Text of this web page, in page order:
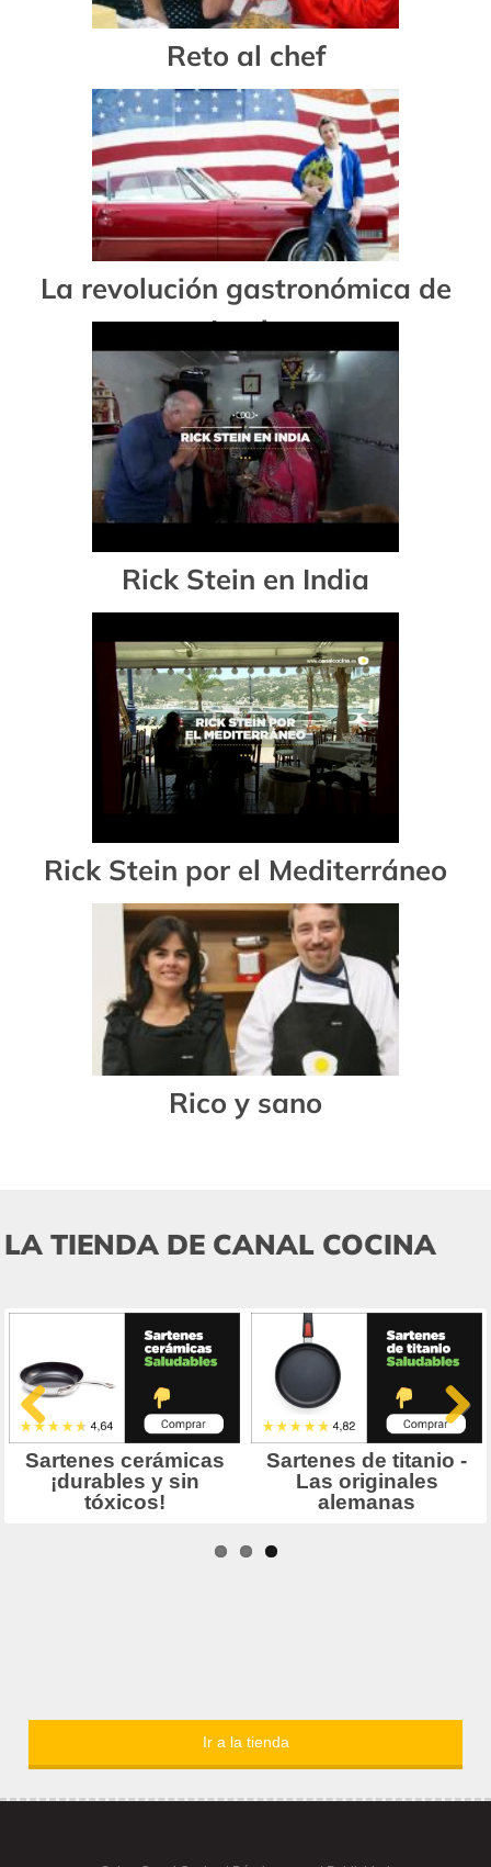
Reto al chef
La revolución gastronómica de
Jamie
Rick Stein en India
Rick Stein por el Mediterráneo
Rico y sano
LA TIENDA DE CANAL COCINA
Ir a la tienda